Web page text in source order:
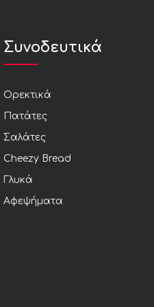
Συνοδευτικά
Ορεκτικά
Πατάτες
Σαλάτες
Cheezy Bread
Γλυκά
Αφεψήματα